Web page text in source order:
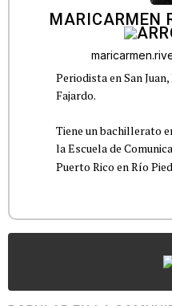
MARICARMEN
Periodista en San
Fajardo.
Tiene un bachillerato
la Escuela de
Puerto Rico en Río